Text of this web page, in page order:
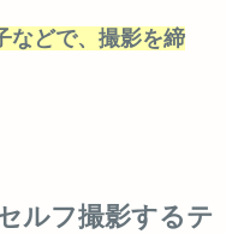
などで、撮影を締
ルフ撮影するテ